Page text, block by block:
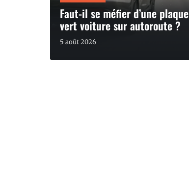
Faut-il se méfier d’une plaque
vert voiture sur autoroute ?
5 août 2026